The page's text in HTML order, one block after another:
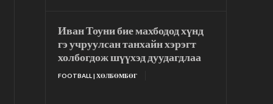
Иван Тоуни бие махбодод хүнд
гэ учруулсан танхайн хэрэгт
холбогдож шүүхэд дуудагдлаа
FOOTBALL | ХӨЛБӨМБӨГ